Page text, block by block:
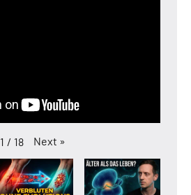
1 / 18 Next »